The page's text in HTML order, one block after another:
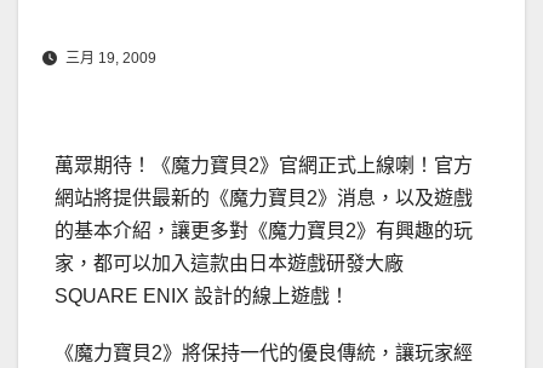
三月 19, 2009
萬眾期待！《魔力寶貝2》官網正式上線喇！官方
網站將提供最新的《魔力寶貝2》消息，以及遊戲
的基本介紹，讓更多對《魔力寶貝2》有興趣的玩
家，都可以加入這款由日本遊戲研發大廠
SQUARE ENIX 設計的線上遊戲！
《魔力寶貝2》將保持一代的優良傳統，讓玩家經